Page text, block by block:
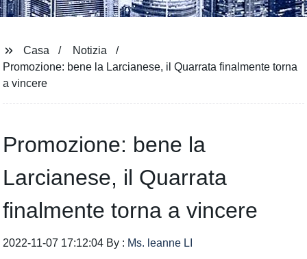
Casa
Notizia
Promozione: bene la Larcianese, il Quarrata finalmente torna
a vincere
Promozione: bene la
Larcianese, il Quarrata
finalmente torna a vincere
2022-11-07 17:12:04 By : Ms. leanne LI